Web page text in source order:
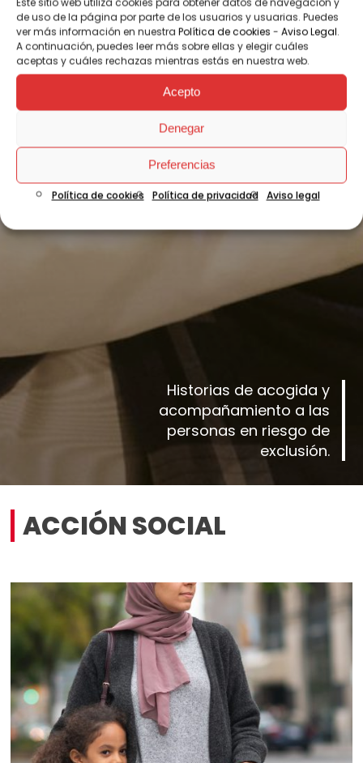
de uso de la página por parte de los usuarios y usuarias. Puedes
ver más información en nuestra Política de cookies - Aviso Legal.
A continuación, puedes leer más sobre ellas y elegir cuáles
aceptas y cuáles rechazas mientras estás en nuestra web.
Acepto
Denegar
Preferencias
Política de cookies Política de privacidad Aviso legal
Historias de acogida y
acompañamiento a las
personas en riesgo de
exclusión.
ACCIÓN SOCIAL